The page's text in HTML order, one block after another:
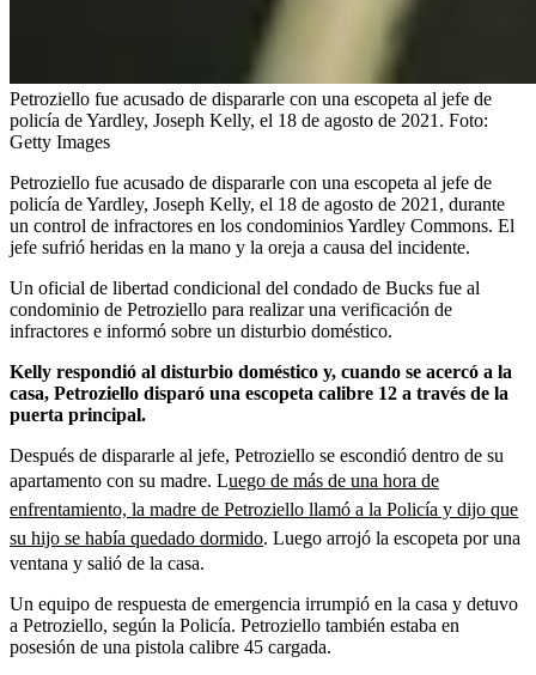
Petroziello fue acusado de dispararle con una escopeta al jefe de
policía de Yardley, Joseph Kelly, el 18 de agosto de 2021. Foto:
Getty Images
Petroziello fue acusado de dispararle con una escopeta al jefe de
policía de Yardley, Joseph Kelly, el 18 de agosto de 2021, durante
un control de infractores en los condominios Yardley Commons. El
jefe sufrió heridas en la mano y la oreja a causa del incidente.
Un oficial de libertad condicional del condado de Bucks fue al
condominio de Petroziello para realizar una verificación de
infractores e informó sobre un disturbio doméstico.
Kelly respondió al disturbio doméstico y, cuando se acercó a la
casa, Petroziello disparó una escopeta calibre 12 a través de la
puerta principal.
Después de dispararle al jefe, Petroziello se escondió dentro de su
apartamento con su madre. Luego de más de una hora de
enfrentamiento, la madre de Petroziello llamó a la Policía y dijo que
su hijo se había quedado dormido. Luego arrojó la escopeta por una
ventana y salió de la casa.
Un equipo de respuesta de emergencia irrumpió en la casa y detuvo
a Petroziello, según la Policía. Petroziello también estaba en
posesión de una pistola calibre 45 cargada.